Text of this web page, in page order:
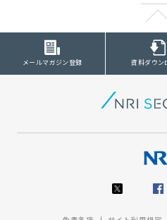
メールマガジン登録 資料ダウン